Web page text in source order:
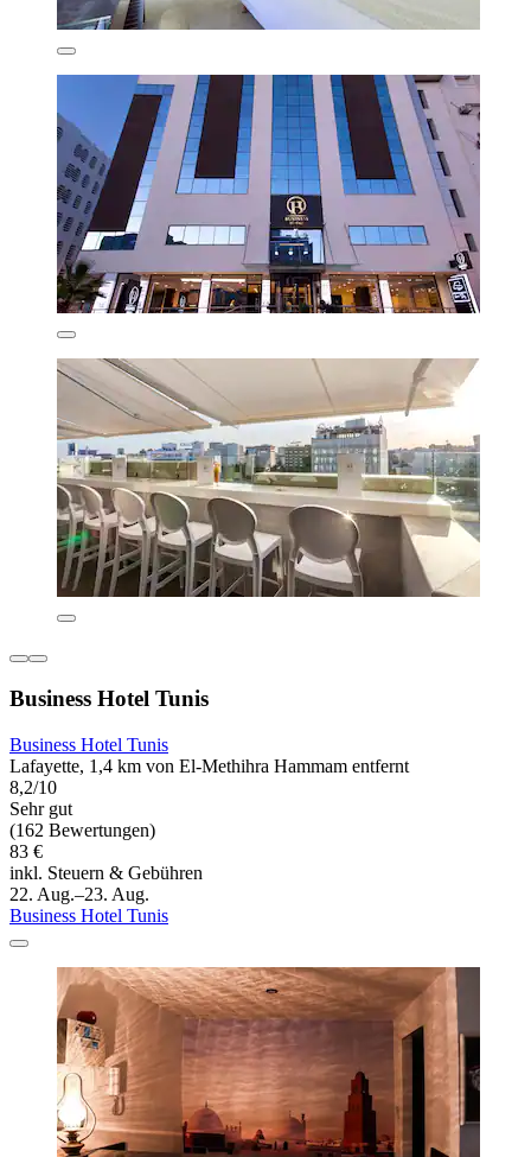
Business Hotel Tunis
Business Hotel Tunis
Lafayette, 1,4 km von El-Methihra Hammam entfernt
8,2/10
Sehr gut
(162 Bewertungen)
83 €
inkl. Steuern & Gebühren
22. Aug.–23. Aug.
Business Hotel Tunis